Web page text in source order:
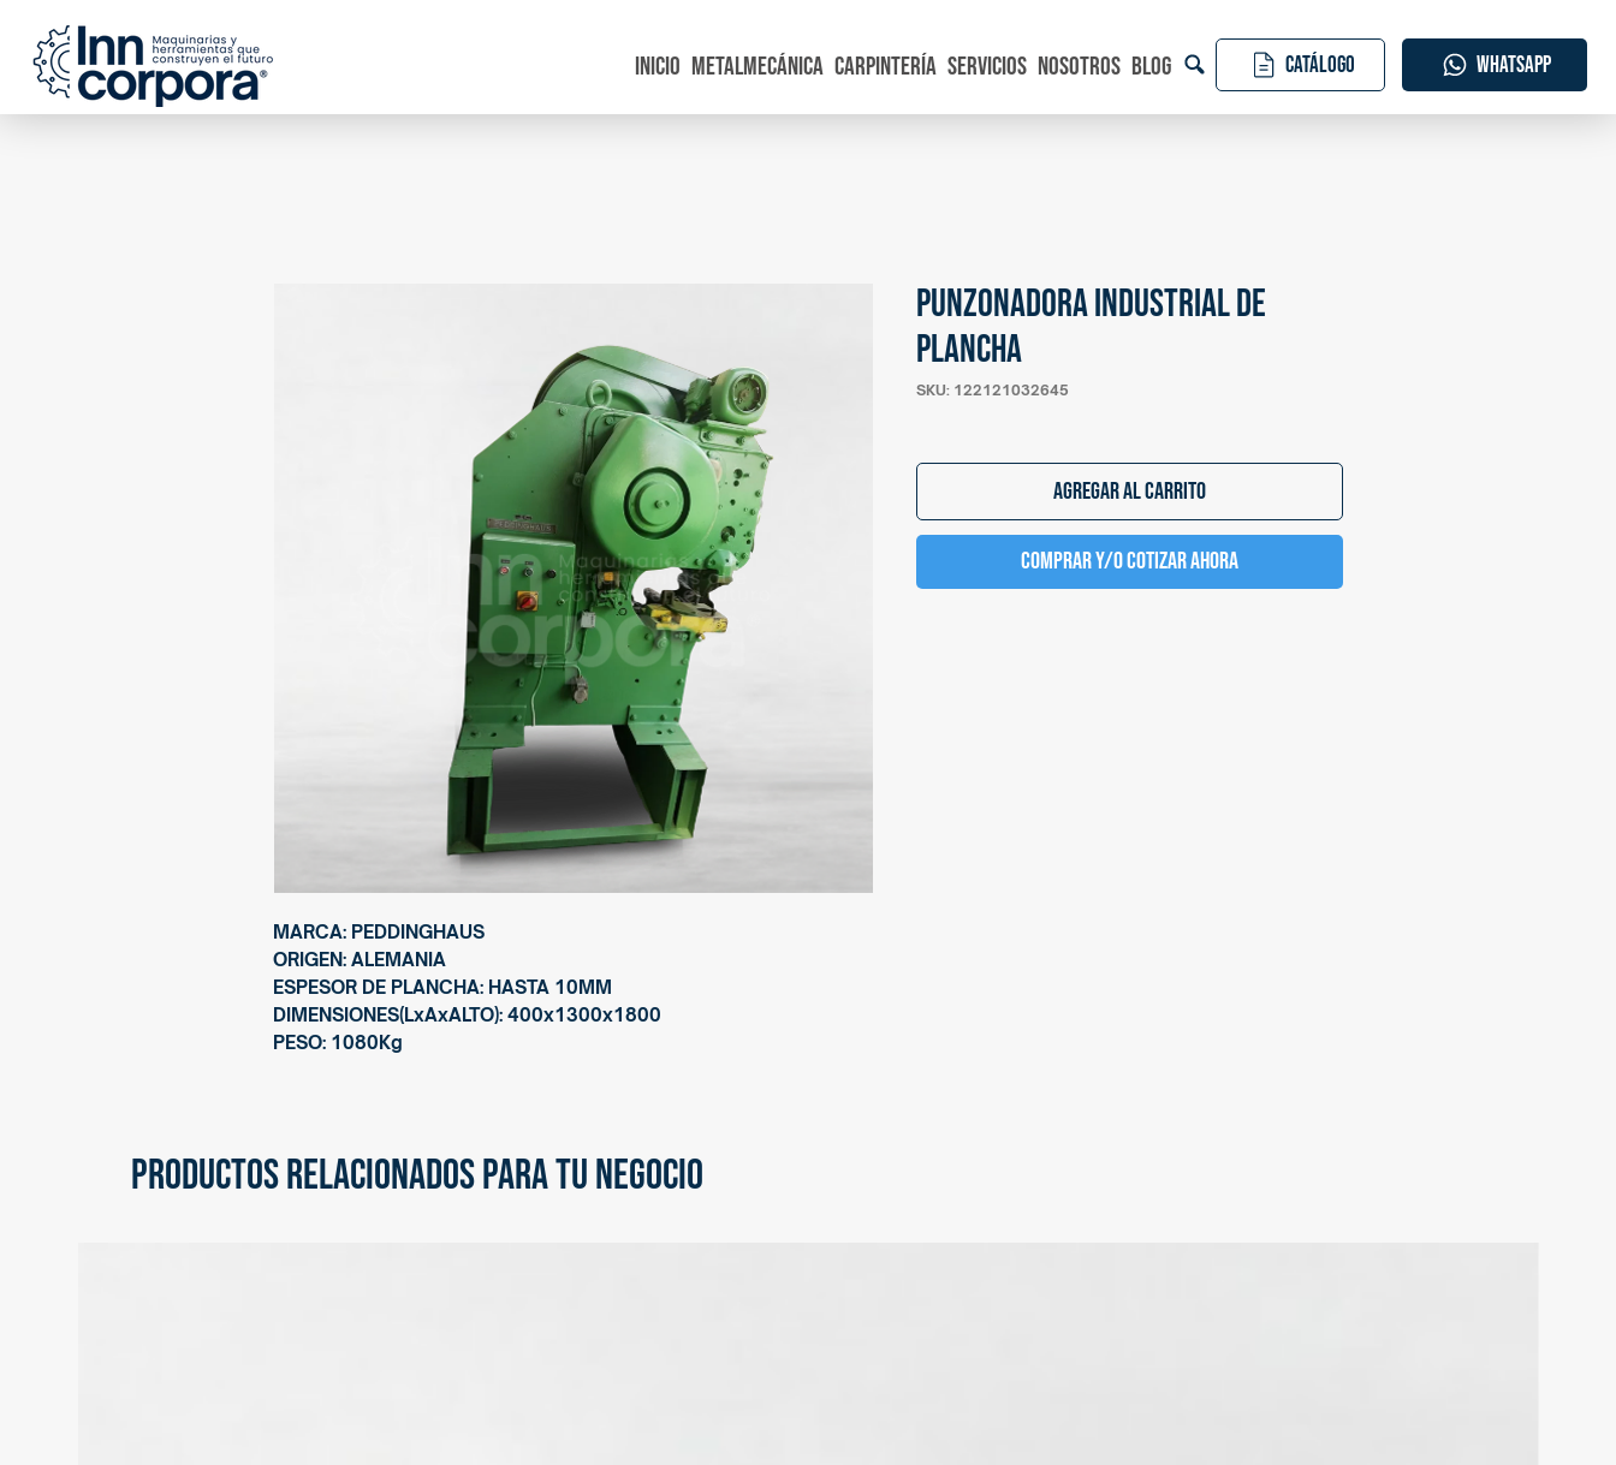
Inicio Metalmecánica Carpintería Servicios Nosotros Blog CATÁLOGO WHATSAPP
Inncorpora Group®
MARCA: PEDDINGHAUS
ORIGEN: ALEMANIA
ESPESOR DE PLANCHA: HASTA 10MM
DIMENSIONES(LxAxALTO): 400x1300x1800
PESO: 1080Kg
Punzonadora industrial de
plancha
SKU: 122121032645
Agregar al carrito
Comprar y/o cotizar ahora
PRODUCTOS RELACIONADOS PARA TU NEGOCIO